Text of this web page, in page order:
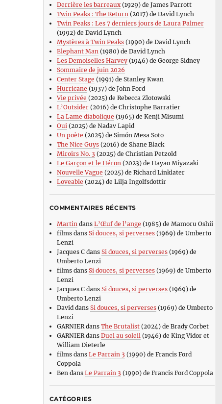
Derrière les barreaux(1929) de James Parrott
Twin Peaks : The Return(2017) de David Lynch
Twin Peaks : Les 7 derniers jours de Laura Palmer
(1992) de David Lynch
Mystères à Twin Peaks(1990) de David Lynch
Elephant Man(1980) de David Lynch
Les Demoiselles Harvey(1946) de George Sidney
Sommaire de juin 2026
Center Stage (1991) de Stanley Kwan
Hurricane (1937) de John Ford
Vie privée (2025) de Rebecca Zlotowski
L’Outsider(2016) de Christophe Barratier
La Lame diabolique (1965) de Kenji Misumi
Oui(2025) de Nadav Lapid
Un poète (2025) de Simón Mesa Soto
The Nice Guys(2016) de Shane Black
Miroirs No. 3 (2025) de Christian Petzold
Le Garçon et le Héron(2023) de Hayao Miyazaki
Nouvelle Vague (2025) de Richard Linklater
Loveable (2024) de Lilja Ingolfsdottir
COMMENTAIRES RÉCENTS
Martindans L’Œuf de l’ange (1985) de Mamoru Oshii
filmsdans Si douces, si perverses(1969) de Umberto
Lenzi
Jacques Cdans Si douces, si perverses(1969) de
Umberto Lenzi
filmsdans Si douces, si perverses(1969) de Umberto
Lenzi
Jacques Cdans Si douces, si perverses(1969) de
Umberto Lenzi
Daviddans Si douces, si perverses(1969) de Umberto
Lenzi
GARNIERdans The Brutalist(2024) de Brady Corbet
GARNIERdans Duel au soleil(1946) de King Vidor et
William Dieterle
filmsdans Le Parrain 3 (1990) de Francis Ford
Coppola
Bendans Le Parrain 3 (1990) de Francis Ford Coppola
CATÉGORIES